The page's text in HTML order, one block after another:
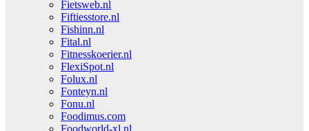
Fietsweb.nl
Fiftiesstore.nl
Fishinn.nl
Fital.nl
Fitnesskoerier.nl
FlexiSpot.nl
Folux.nl
Fonteyn.nl
Fonu.nl
Foodimus.com
Foodworld-xl.nl